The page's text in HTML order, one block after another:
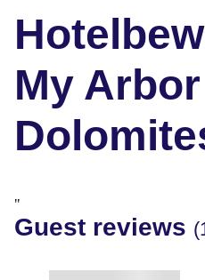
My
"
Guest reviews